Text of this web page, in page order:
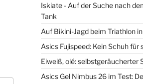
Iskiate - Auf der Suche nach
Tank
Auf Bikini-Jagd beim Triathlon
Asics Fujispeed: Kein Schuh für
Eiweiß, olé: selbstgeräucherter
Asics Gel Nimbus 26 im Test: